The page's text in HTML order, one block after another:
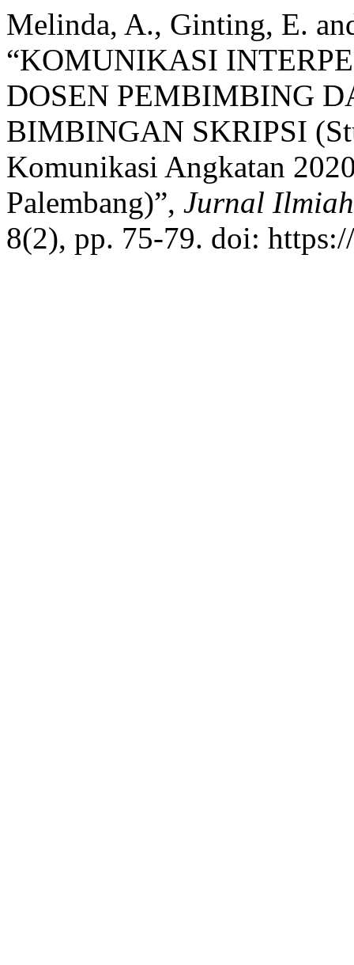
Melinda, A., Ginting, E.
“KOMUNIKASI
DOSEN PEMBIMBING
BIMBINGAN SKRIPSI
Komunikasi Angkatan
Palembang)”, Jurnal
8(2), pp. 75-79. doi: